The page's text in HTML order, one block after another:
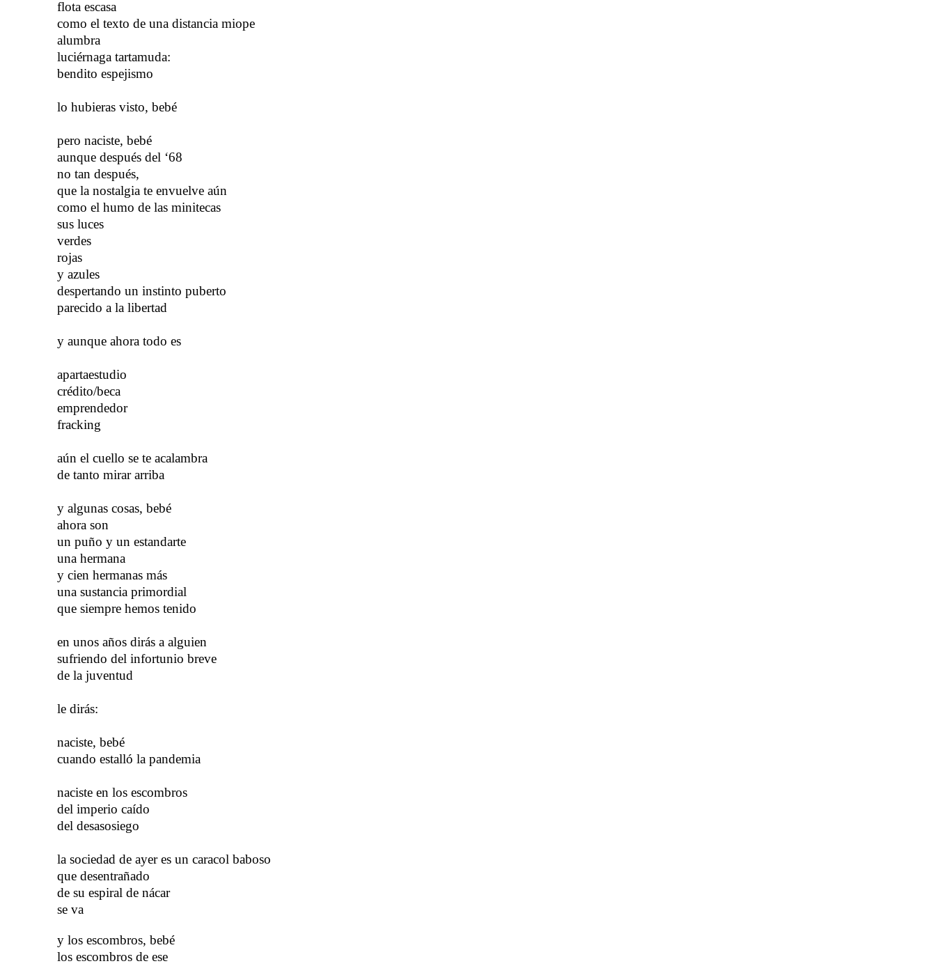
flota escasa
como el texto de una distancia miope
alumbra
luciérnaga tartamuda:
bendito espejismo
lo hubieras visto, bebé
pero naciste, bebé
aunque después del ‘68
no tan después,
que la nostalgia te envuelve aún
como el humo de las minitecas
sus luces
verdes
rojas
y azules
despertando un instinto puberto
parecido a la libertad
y aunque ahora todo es
apartaestudio
crédito/beca
emprendedor
fracking
aún el cuello se te acalambra
de tanto mirar arriba
y ​​ algunas cosas, bebé
ahora son
un puño y un estandarte
una hermana
y cien hermanas más
una sustancia primordial
que siempre hemos tenido
en unos años dirás a alguien
sufriendo del infortunio breve
de la juventud
le dirás:
naciste, bebé
cuando estalló la pandemia
naciste en los escombros
del imperio caído
del desasosiego
la sociedad de ayer es un caracol baboso
que desentrañado
de su espiral de nácar
se va
y ​​ los escombros, bebé
los escombros de ese